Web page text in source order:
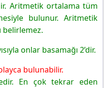
Aritmetik ortalama tüm
bulunur. Aritmetik
belirlemez.
onlar basamağı 2’dir.
bulunabilir.
En çok tekrar eden